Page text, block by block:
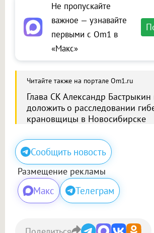
Не пропускайте
важное — узнавайте
первыми с Om1 в
«Макс»
Читайте также на портале Om1.ru
Глава СК Александр Бастрыкин
доложить о расследовании
крановщицы в Новосибирске
Сообщить новость
Размещение рекламы
Макс Телеграм